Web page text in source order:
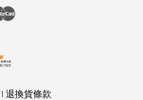
Master
| 退換貨條款